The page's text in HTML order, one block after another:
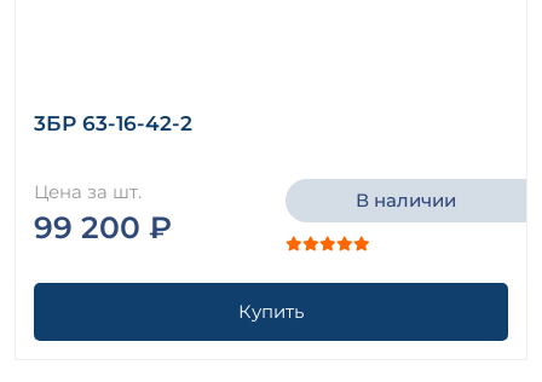
3БР 63-16-42-2
Цена за шт.
99 200 ₽
В наличии
Купить